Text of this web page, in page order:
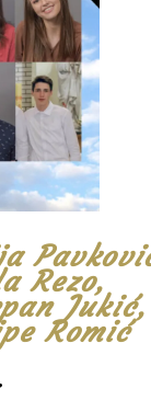
Rezo,
Jukić,
Romić